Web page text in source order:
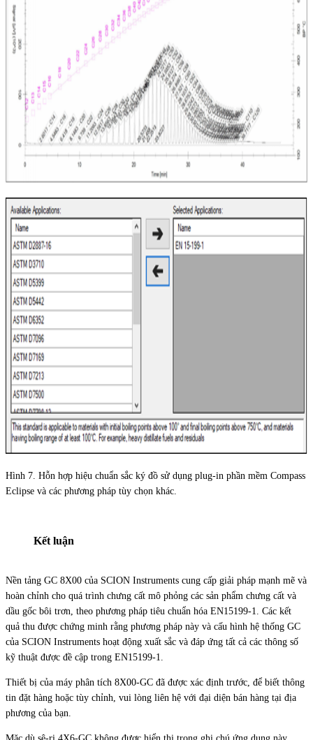
Hình 7. Hỗn hợp hiệu chuẩn sắc ký đồ sử dụng plug-in phần mềm Compass
Eclipse và các phương pháp tùy chọn khác.
Kết luận
Nền tảng GC 8X00 của SCION Instruments cung cấp giải pháp mạnh mẽ và
hoàn chỉnh cho quá trình chưng cất mô phỏng các sản phẩm chưng cất và
dầu gốc bôi trơn, theo phương pháp tiêu chuẩn hóa EN15199-1. Các kết
quả thu được chứng minh rằng phương pháp này và cấu hình hệ thống GC
của SCION Instruments hoạt động xuất sắc và đáp ứng tất cả các thông số
kỹ thuật được đề cập trong EN15199-1.
Thiết bị của máy phân tích 8X00-GC đã được xác định trước, để biết thông
tin đặt hàng hoặc tùy chỉnh, vui lòng liên hệ với đại diện bán hàng tại địa
phương của bạn.